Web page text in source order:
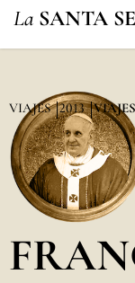
La SANTA
VIAJES 2013